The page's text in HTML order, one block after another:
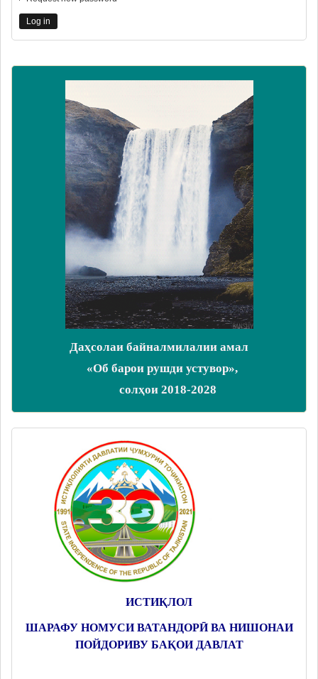
Даҳсолаи байналмилалии амал
«Об барои рушди устувор»,
солҳои 2018-2028
ИСТИҚЛОЛ
ШАРАФУ НОМУСИ ВАТАНДОРӢ ВА НИШОНАИ
ПОЙДОРИВУ БАҚОИ ДАВЛАТ